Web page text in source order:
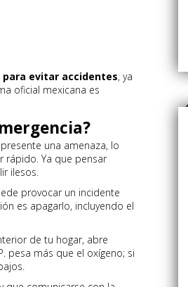
evitar accidentes, ya
oficial mexicana es
una amenaza, lo
rápido. Ya que pensar
ilesos.
provocar un incidente
es apagarlo, incluyendo el
de tu hogar, abre
pesa más que el oxígeno; si